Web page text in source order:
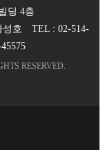
딩 4층
성호 TEL : 02-514-
RESERVED.